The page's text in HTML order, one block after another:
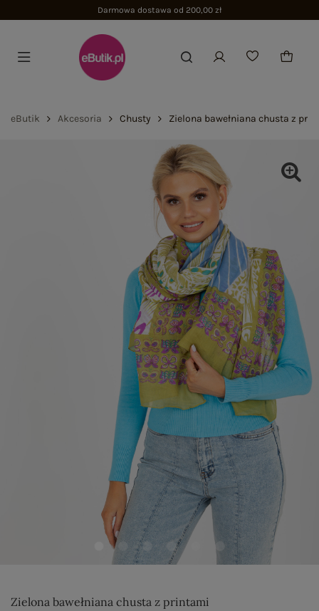
Darmowa dostawa od 200,00 zł
eButik Akcesoria Chusty Zielona bawełniana chusta z
Zielona bawełniana chusta z printami